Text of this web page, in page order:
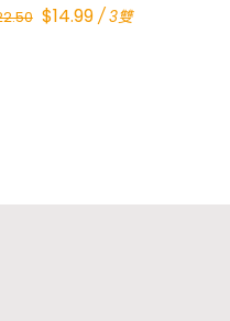
Original
$14.99Current
/ 3雙